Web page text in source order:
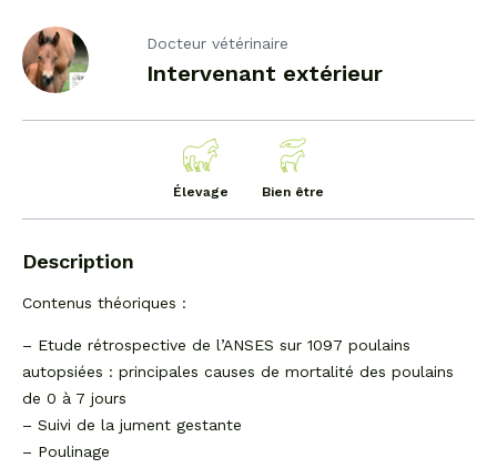
Docteur vétérinaire
Intervenant extérieur
Élevage Bien être
Description
Contenus théoriques :
– Etude rétrospective de l’ANSES sur 1097 poulains
autopsiées : principales causes de mortalité des poulains
de 0 à 7 jours
– Suivi de la jument gestante
– Poulinage